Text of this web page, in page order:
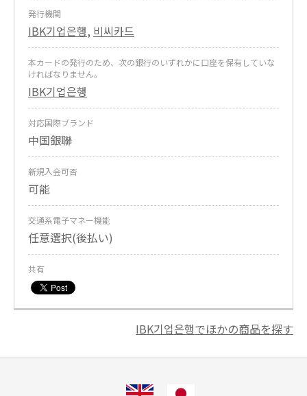
発行機関
IBK기업은행, 비씨카드
本カードの発行のため、次の銀行のいずれかに口座を保有していな
ければなりません。
IBK기업은행
対応国際ブランド
中国銀聯
新規入会可否
可能
交通系電子マネー機能
任意選択(後払い)
共有
IBK기업은행でほかの商品を探す